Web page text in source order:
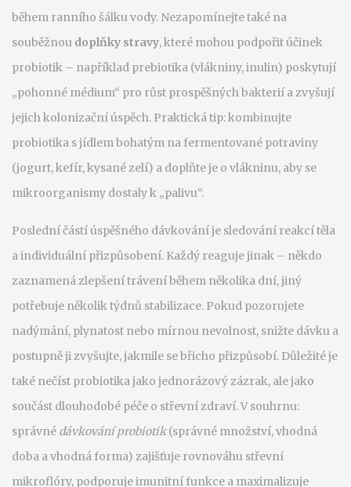
během ranního šálku vody. Nezapomínejte také na
souběžnou doplňky stravy, které mohou podpořit účinek
probiotik – například prebiotika (vlákniny, inulin) poskytují
„pohonné médium“ pro růst prospěšných bakterií a zvyšují
jejich kolonizační úspěch. Praktická tip: kombinujte
probiotika s jídlem bohatým na fermentované potraviny
(jogurt, kefír, kysané zelí) a doplňte je o vlákninu, aby se
mikroorganismy dostaly k „palivu“.
Poslední částí úspěšného dávkování je sledování reakcí těla
a individuální přizpůsobení. Každý reaguje jinak – někdo
zaznamená zlepšení trávení během několika dní, jiný
potřebuje několik týdnů stabilizace. Pokud pozorujete
nadýmání, plynatost nebo mírnou nevolnost, snižte dávku a
postupně ji zvyšujte, jakmile se břicho přizpůsobí. Důležité je
také nečíst probiotika jako jednorázový zázrak, ale jako
součást dlouhodobé péče o střevní zdraví. V souhrnu:
správné dávkování probiotik(správné množství, vhodná
doba a vhodná forma) zajišťuje rovnováhu střevní
mikroflóry, podporuje imunitní funkce a maximalizuje